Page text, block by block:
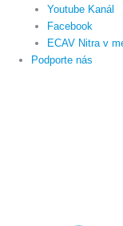
Youtube Kanál
Facebook
ECAV Nitra v
Podporte nás